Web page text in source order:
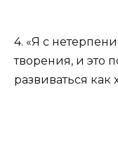
4. «Я с
творения, и это
развиваться как